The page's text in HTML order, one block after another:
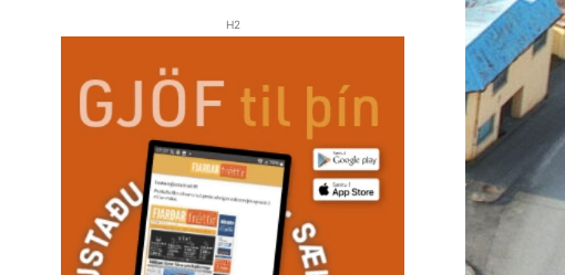
H2